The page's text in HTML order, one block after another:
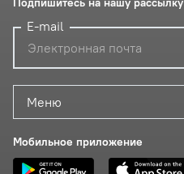
Меню
Мобильное приложение
E-mail